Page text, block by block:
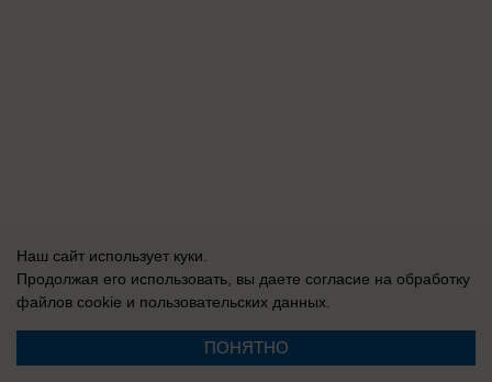
Наш сайт использует куки.
Продолжая его использовать, вы даете согласие на обработку
файлов cookie и пользовательских данных.
ПОНЯТНО